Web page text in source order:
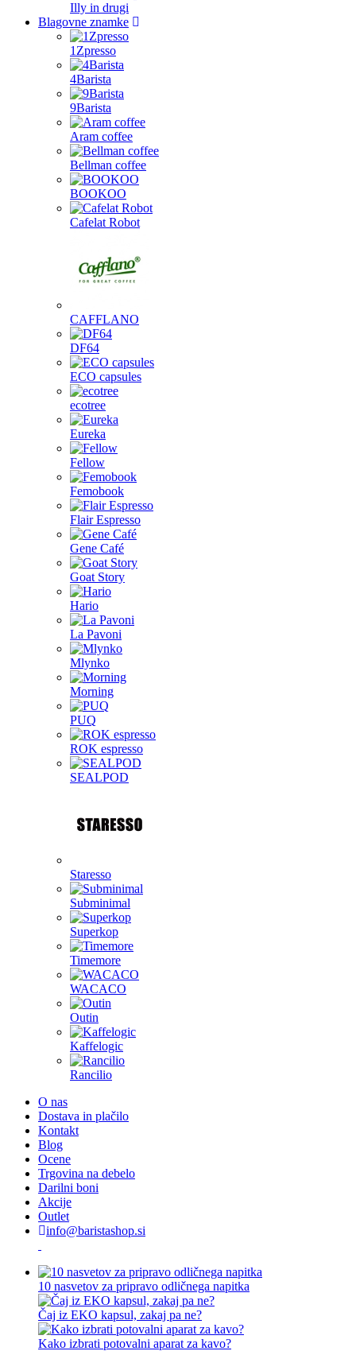
Illy in drugi
Blagovne znamke
1Zpresso
4Barista
9Barista
Aram coffee
Bellman coffee
BOOKOO
Cafelat Robot
CAFFLANO
DF64
ECO capsules
ecotree
Eureka
Fellow
Femobook
Flair Espresso
Gene Café
Goat Story
Hario
La Pavoni
Mlynko
Morning
PUQ
ROK espresso
SEALPOD
Staresso
Subminimal
Superkop
Timemore
WACACO
Outin
Kaffelogic
Rancilio
O nas
Dostava in plačilo
Kontakt
Blog
Ocene
Trgovina na debelo
Darilni boni
Akcije
Outlet
info@baristashop.si
10 nasvetov za pripravo odličnega napitka
Čaj iz EKO kapsul, zakaj pa ne?
Kako izbrati potovalni aparat za kavo?